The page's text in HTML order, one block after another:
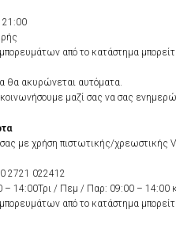
21:00
από το κατάστημα
ακυρώνεται αυτόματα.
μαζί σας να σας
σας με χρήση πιστωτικής/
2721 022412
– 14:00Τρι / Πεμ / Παρ: 09:00 – 14:00
από το κατάστημα